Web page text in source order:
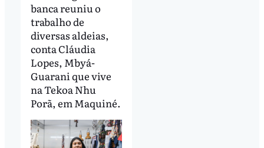
banca reuniu o
trabalho de
diversas aldeias,
conta Cláudia
Lopes, Mbyá-
Guarani que vive
na Tekoa Nhu
Porã, em Maquiné.